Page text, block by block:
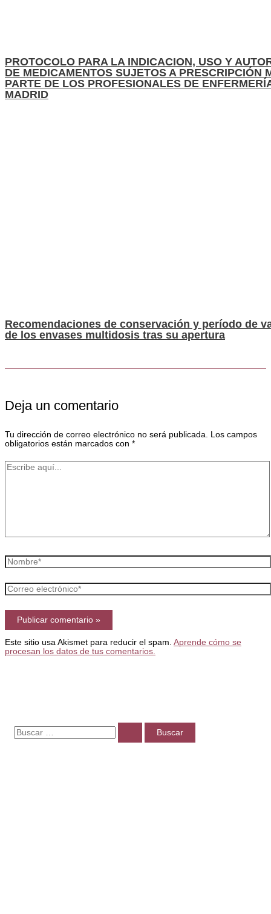
PROTOCOLO PARA LA INDICACION, USO Y
DE MEDICAMENTOS SUJETOS A PRESCRIPCIÓN
PARTE DE LOS PROFESIONALES DE
MADRID
Recomendaciones de conservación y período de
de los envases multidosis tras su apertura
Deja un comentario
Tu dirección de correo electrónico no será publicada. Los campos
obligatorios están marcados con *
Escribe
Nombre*
Correo
electrónico*
Este sitio usa Akismet para reducir el spam. Aprende cómo se
procesan los datos de tus comentarios.
B